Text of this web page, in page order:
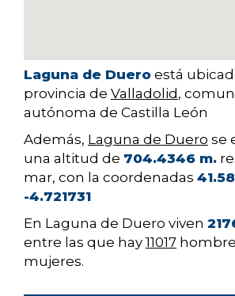
Laguna de Duero está
provincia de Valladolid ,
autónoma de Castilla León
Además, Laguna de Duero se
una altitud de 704.4346 m.
mar, con la coordenadas
-4.721731
En Laguna de Duero viven
entre las que hay 11017
mujeres.